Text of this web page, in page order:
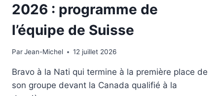
2026 : programme de
l’équipe de Suisse
ParJean-Michel
8 juillet 2026 12 juillet 2026
Bravo à la Nati qui termine à la première place de
son groupe devant la Canada qualifié à la